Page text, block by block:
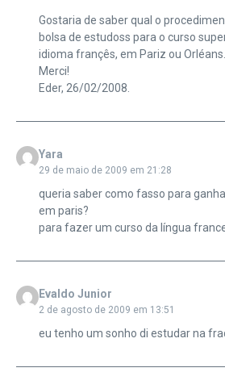
Gostaria de saber qual o
bolsa de estudoss para o curso
idioma françês, em Pariz ou Orléans.
Merci!
Eder, 26/02/2008.
Yara
29 de maio de 2009 em 21:28
queria saber como fasso para
em paris?
para fazer um curso da língua
Evaldo Junior
2 de agosto de 2009 em 13:51
eu tenho um sonho di estudar na